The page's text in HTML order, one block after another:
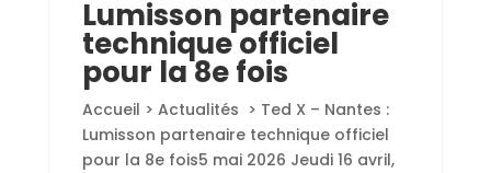
Lumisson partenaire
technique officiel
pour la 8e fois
Accueil > Actualités > Ted X – Nantes :
Lumisson partenaire technique officiel
pour la 8e fois5 mai 2026 Jeudi 16 avril,